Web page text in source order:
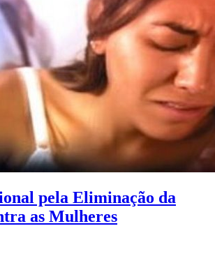
pela Eliminação da
as Mulheres